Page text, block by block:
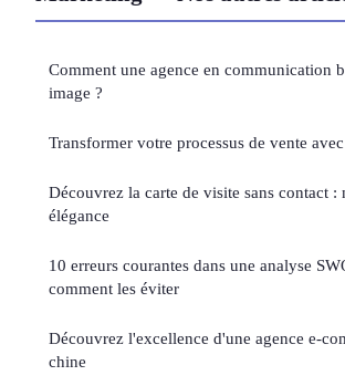
Comment une agence en communication
image ?
Transformer votre processus de vente
Découvrez la carte de visite sans contact :
élégance
10 erreurs courantes dans une analyse
comment les éviter
Découvrez l'excellence d'une agence e-
chine